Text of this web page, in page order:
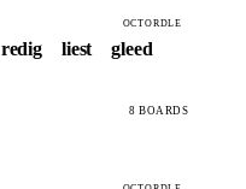
OCTORDLE
redig liest
gleed
8 BOARDS